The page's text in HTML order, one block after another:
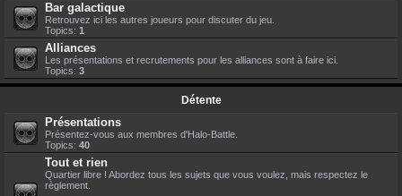
Bar galactique
Retrouvez ici les autres joueurs pour discuter du jeu.
Topics: 1
Alliances
Les présentations et recrutements pour les alliances sont à faire ici.
Topics: 3
Détente
Présentations
Présentez-vous aux membres d'Halo-Battle.
Topics: 40
Tout et rien
Quartier libre ! Abordez tous les sujets que vous voulez, mais respectez le
règlement.